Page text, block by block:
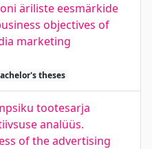
äriliste eesmärkide
objectives of
marketing
theses
tootesarja
analüüs.
of the advertising